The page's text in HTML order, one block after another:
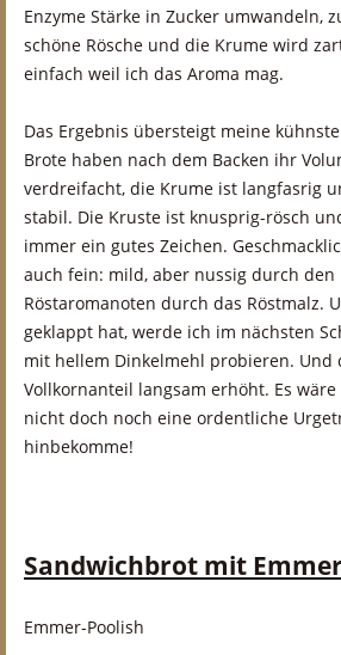
Enzyme Stärke in Zucker umwandeln,
schöne Rösche und die Krume wird
einfach weil ich das Aroma mag.
Das Ergebnis übersteigt meine
Brote haben nach dem Backen ihr
verdreifacht, die Krume ist langfasrig
stabil. Die Kruste ist knusprig-rösch
immer ein gutes Zeichen.
auch fein: mild, aber nussig durch
Röstaromanoten durch das Röstmalz.
geklappt hat, werde ich im nächsten
mit hellem Dinkelmehl probieren. Und
Vollkornanteil langsam erhöht. Es
nicht doch noch eine ordentliche
hinbekomme!
Sandwichbrot mit Emmer
Emmer-Poolish